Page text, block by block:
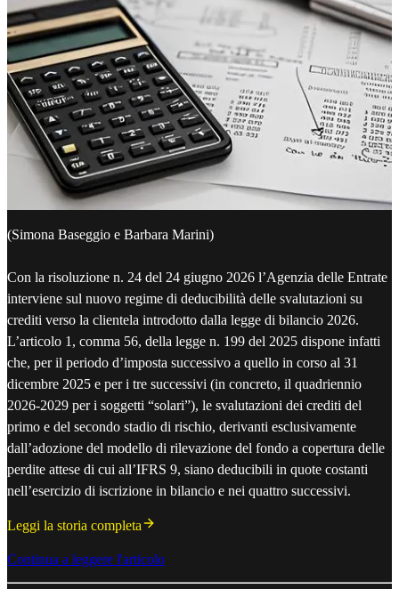
(Simona Baseggio e Barbara Marini)
Con la risoluzione n. 24 del 24 giugno 2026 l’Agenzia delle Entrate
interviene sul nuovo regime di deducibilità delle svalutazioni su
crediti verso la clientela introdotto dalla legge di bilancio 2026.
L’articolo 1, comma 56, della legge n. 199 del 2025 dispone infatti
che, per il periodo d’imposta successivo a quello in corso al 31
dicembre 2025 e per i tre successivi (in concreto, il quadriennio
2026-2029 per i soggetti “solari”), le svalutazioni dei crediti del
primo e del secondo stadio di rischio, derivanti esclusivamente
dall’adozione del modello di rilevazione del fondo a copertura delle
perdite attese di cui all’IFRS 9, siano deducibili in quote costanti
nell’esercizio di iscrizione in bilancio e nei quattro successivi.
Leggi la storia completa
Continua a leggere l'articolo